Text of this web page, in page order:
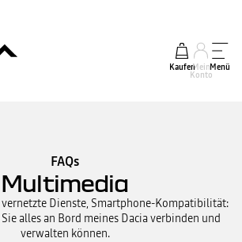
KaufenMein
Konto
Menü
FAQs
Multimedia
Dienste, Smartphone-Kompatibilität:
alles an Bord meines Dacia verbinden und
verwalten können.